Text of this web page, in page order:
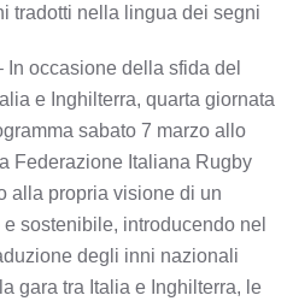
tradotti nella lingua dei segni
In occasione della sfida del
e Inghilterra, quarta giornata
sabato 7 marzo allo
Federazione Italiana Rugby
alla propria visione di un
sostenibile, introducendo nel
degli inni nazionali
gara tra Italia e Inghilterra, le